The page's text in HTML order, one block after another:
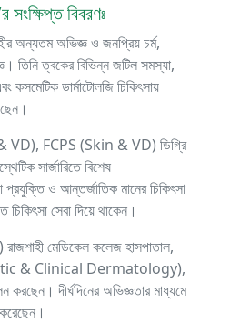
সংক্ষিপ্ত বিবরণঃ
অন্যতম অভিজ্ঞ ও জনপ্রিয় চর্ম,
তিনি ত্বকের বিভিন্ন জটিল সমস্যা,
কসমেটিক ডার্মাটোলজি চিকিৎসায়
VD), FCPS (Skin & VD) ডিগ্রি
সার্জারিতে বিশেষ
ও আন্তর্জাতিক মানের চিকিৎসা
সেবা দিয়ে থাকেন।
রাজশাহী মেডিকেল কলেজ হাসপাতাল,
& Clinical Dermatology),
দীর্ঘদিনের অভিজ্ঞতার মাধ্যমে